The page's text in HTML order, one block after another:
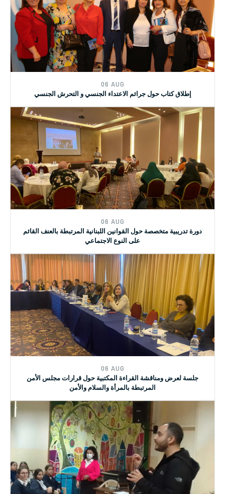
15 JUL
الدورة التدريبية بالتعاون مع نقابة الاختصاصيين في العمل الاجتماعي
06 AUG
إطلاق كتاب حول جرائم الاعتداء الجنسي و التحرش الجنسي
06 AUG
دورة تدريبية متخصصة حول القوانين اللبنانية المرتبطة بالعنف القائم
على النوع الاجتماعي
06 AUG
جلسة لعرض ومناقشة القراءة المكتبية حول قرارات مجلس الأمن
المرتبطة بالمرأة والسلام والأمن